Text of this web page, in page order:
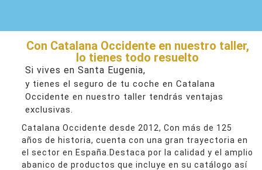
Con Catalana Occidente en nuestro taller,
lo tienes todo resuelto
Si vives en Santa Eugenia,
y tienes el seguro de tu coche en Catalana
Occidente en nuestro taller tendrás ventajas
exclusivas.
Catalana Occidente desde 2012, Con más de 125
años de historia, cuenta con una gran trayectoria en
el sector en España.Destaca por la calidad y el amplio
abanico de productos que incluye en su catálogo así